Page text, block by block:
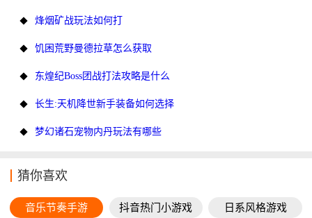
烽烟矿战玩法如何打
饥困荒野曼德拉草怎么获取
东煌纪Boss团战打法攻略是什么
长生:天机降世新手装备如何选择
梦幻诸石宠物内丹玩法有哪些
猜你喜欢
音乐节奏手游 抖音热门小游戏 日系风格游戏